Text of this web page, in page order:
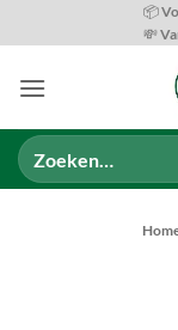
naar
📦
💸
Zoeken
naar: